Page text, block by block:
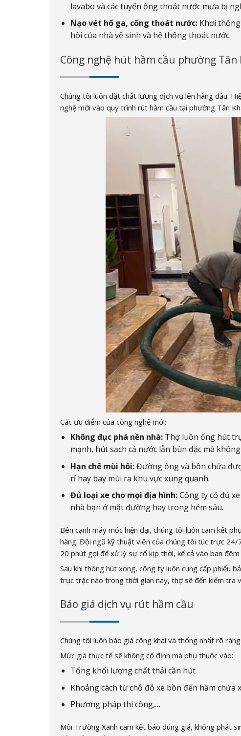
lavabo và các tuyến ống thoát nước mưa bị
Nạo vét hố ga, cống thoát nước:Khơi thông
hôi của nhà vệ sinh và hệ thống thoát nước.
Công nghệ hút hầm cầu phường
Chúng tôi luôn đặt chất lượng dịch vụ lên hàng đầu.
nghệ mới vào quy trình rút hầm cầu tại phường Tân
Các ưu điểm của công nghệ mới:
Không đục phá nền nhà:Thợ luồn ống hút
mạnh, hút sạch cả nước lẫn bùn đặc mà
Hạn chế mùi hôi:Đường ống và bồn chứa
rỉ hay bay mùi ra khu vực xung quanh.
Đủ loại xe cho mọi địa hình:Công ty có đủ
nhà bạn ở mặt đường hay trong hẻm sâu.
Bên cạnh máy móc hiện đại, chúng tôi luôn cam kết
hàng. Đội ngũ kỹ thuật viên của chúng tôi túc trực
20 phút gọi để xử lý sự cố kịp thời, kể cả vào ban đêm
Sau khi thông hút xong, công ty luôn cung cấp phiếu
trục trặc nào trong thời gian này, thợ sẽ đến kiểm tra
Báo giá dịch vụ rút hầm cầu
Chúng tôi luôn báo giá công khai và thống nhất rõ
Mức giá thực tế sẽ không cố định mà phụ thuộc vào:
Tổng khối lượng chất thải cần hút
Khoảng cách từ chỗ đỗ xe bồn đến hầm chứa
Phương pháp thi công,…
Môi Trường Xanh cam kết báo đúng giá, không phát